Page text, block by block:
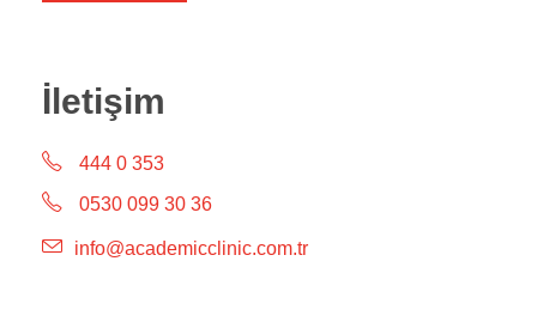
İletişim
444 0 353
0530 099 30 36
info@academicclinic.com.tr